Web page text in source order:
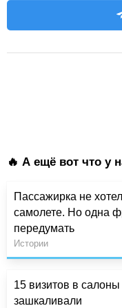
🔥 А ещё вот что у
Пассажирка не
самолете. Но одна
передумать
Истории
15 визитов в
зашкаливали